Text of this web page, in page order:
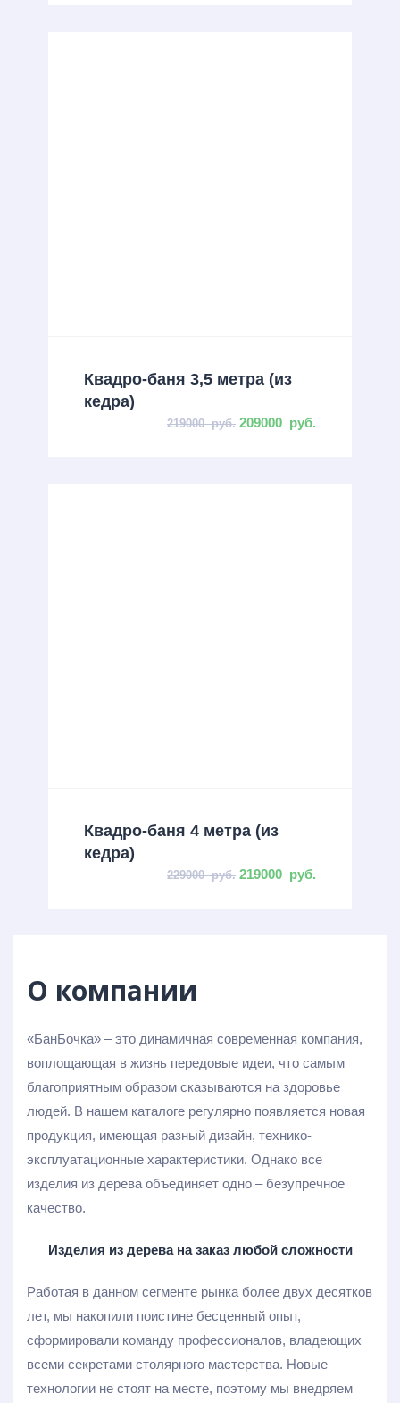
Квадро-баня 3,5 метра (из
кедра)
219000руб. 209000 руб.
Квадро-баня 4 метра (из
кедра)
229000руб. 219000 руб.
О компании
«БанБочка» – это динамичная современная компания,
воплощающая в жизнь передовые идеи, что самым
благоприятным образом сказываются на здоровье
людей. В нашем каталоге регулярно появляется новая
продукция, имеющая разный дизайн, технико-
эксплуатационные характеристики. Однако все
изделия из дерева объединяет одно – безупречное
качество.
Изделия из дерева на заказ любой сложности
Работая в данном сегменте рынка более двух десятков
лет, мы накопили поистине бесценный опыт,
сформировали команду профессионалов, владеющих
всеми секретами столярного мастерства. Новые
технологии не стоят на месте, поэтому мы внедряем